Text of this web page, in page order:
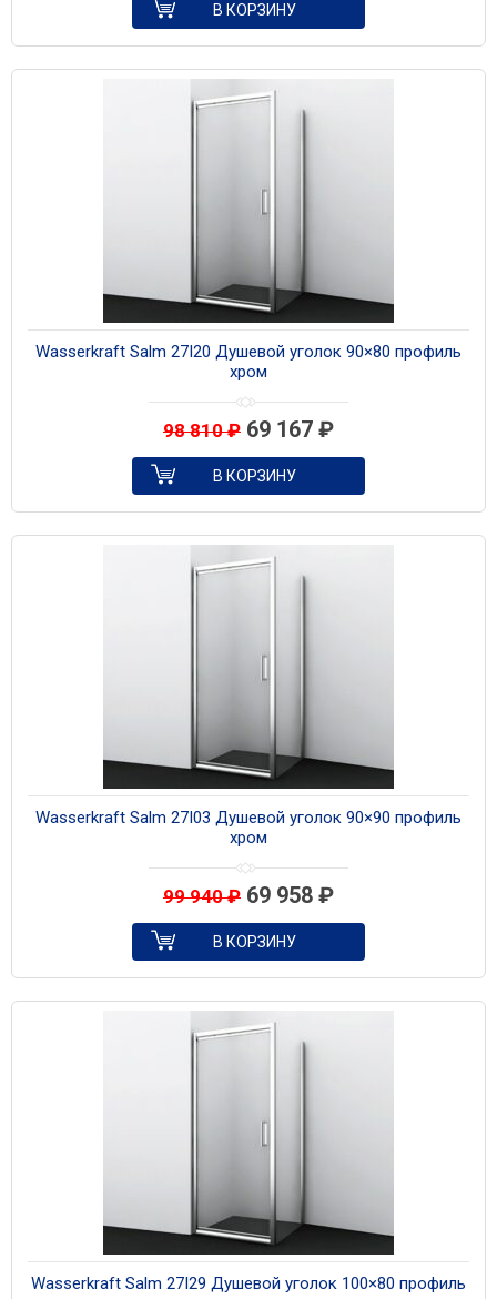
В КОРЗИНУ
Wasserkraft Salm 27I20 Душевой уголок 90×80 профиль
хром
98 810₽ 69 167 ₽
В КОРЗИНУ
Wasserkraft Salm 27I03 Душевой уголок 90×90 профиль
хром
99 940₽ 69 958 ₽
В КОРЗИНУ
Wasserkraft Salm 27I29 Душевой уголок 100×80 профиль